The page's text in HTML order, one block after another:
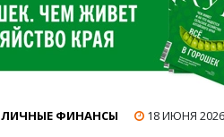
ЛИЧНЫЕ ФИНАНСЫ 18 ИЮНЯ 2026